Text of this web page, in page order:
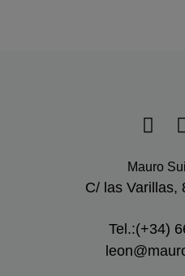
Mauro
C/ las Varillas,
Tel.:(+34)